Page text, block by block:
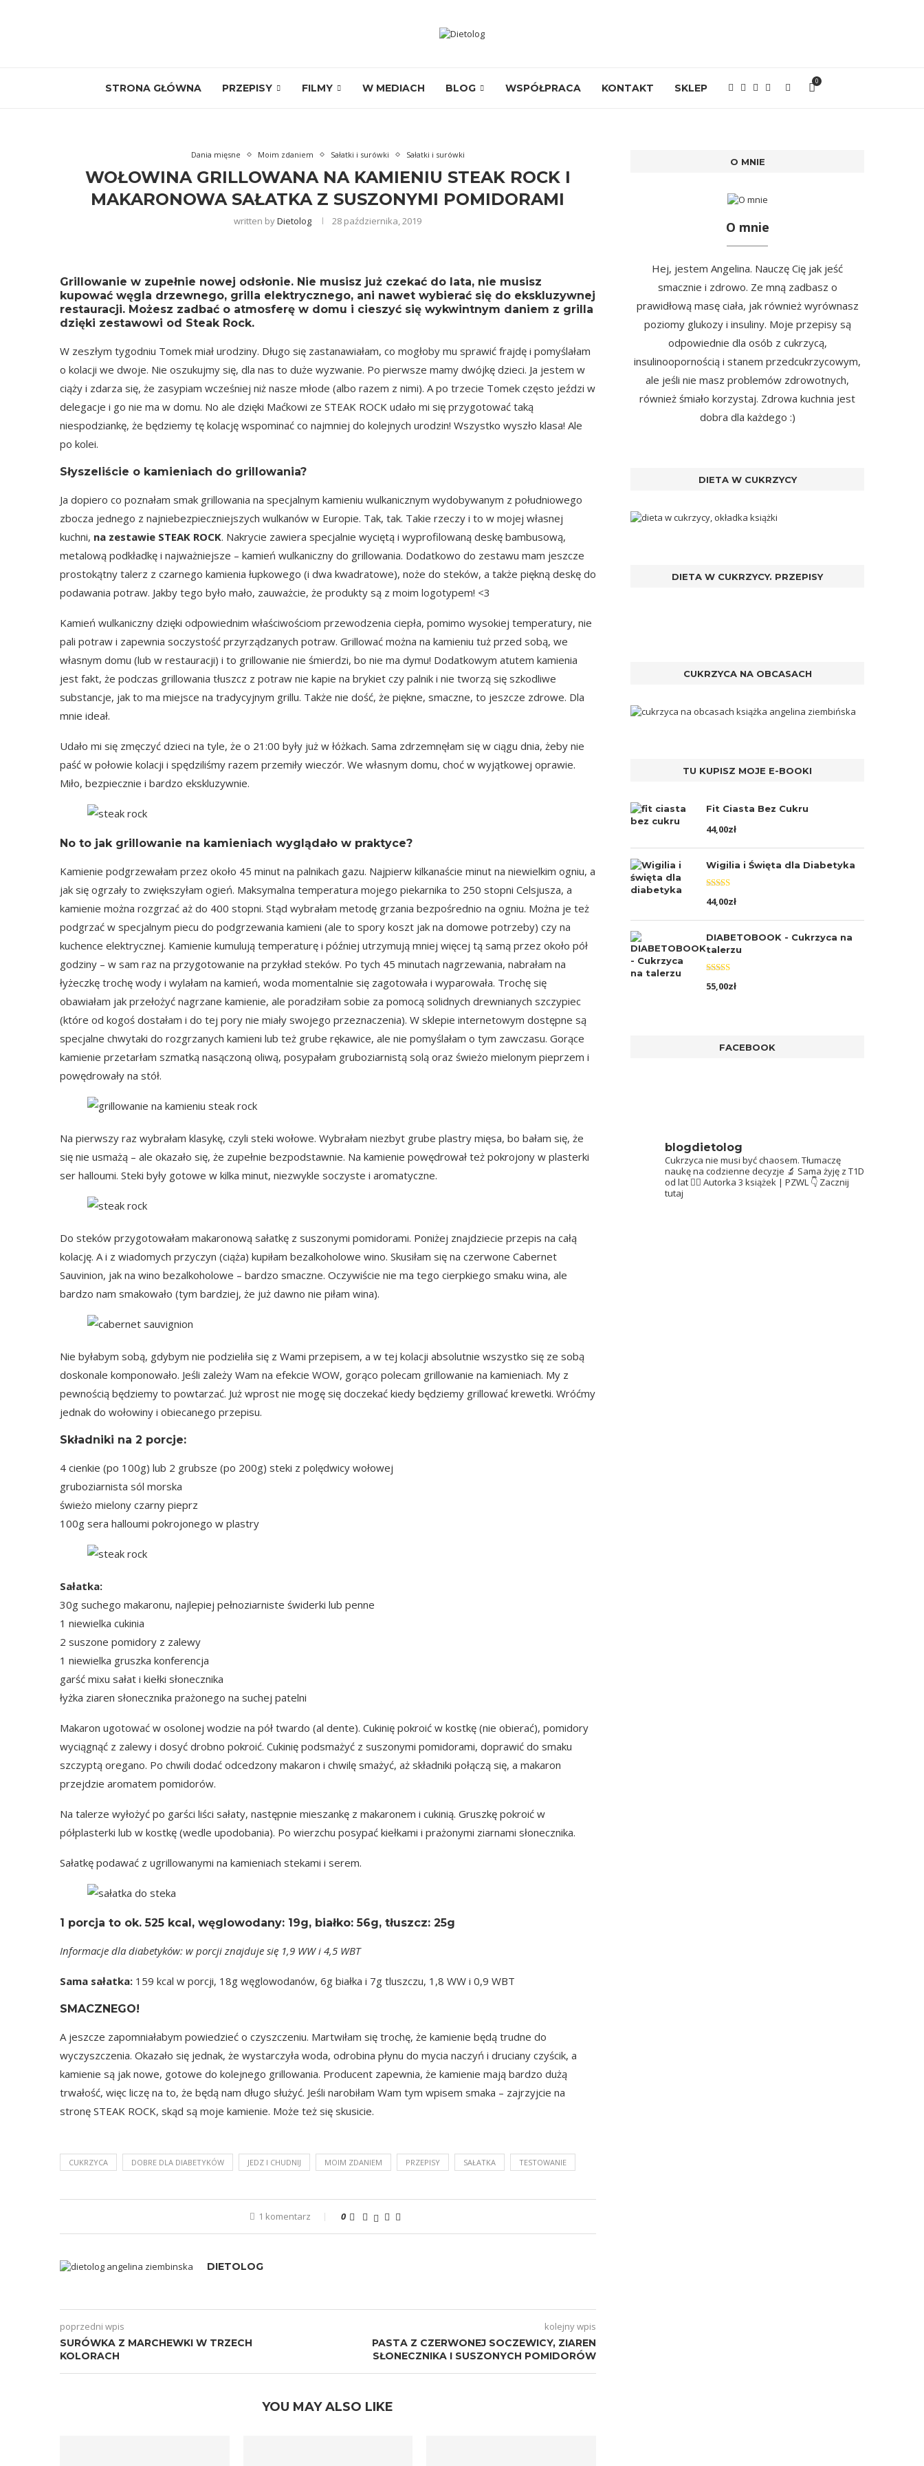
STRONA GŁÓWNA PRZEPISY FILMY W MEDIACH BLOG WSPÓŁPRACA KONTAKT SKLEP
0
Dania mięsne Moim zdaniem Sałatki i surówki Sałatki i surówki
WOŁOWINA GRILLOWANA NA KAMIENIU STEAK ROCK I
MAKARONOWA SAŁATKA Z SUSZONYMI POMIDORAMI
written byDietolog 28 października, 2019
Grillowanie w zupełnie nowej odsłonie. Nie musisz już czekać do lata, nie musisz
kupować węgla drzewnego, grilla elektrycznego, ani nawet wybierać się do ekskluzywnej
restauracji. Możesz zadbać o atmosferę w domu i cieszyć się wykwintnym daniem z grilla
dzięki zestawowi od Steak Rock.
W zeszłym tygodniu Tomek miał urodziny. Długo się zastanawiałam, co mogłoby mu sprawić frajdę i pomyślałam
o kolacji we dwoje. Nie oszukujmy się, dla nas to duże wyzwanie. Po pierwsze mamy dwójkę dzieci. Ja jestem w
ciąży i zdarza się, że zasypiam wcześniej niż nasze młode (albo razem z nimi). A po trzecie Tomek często jeździ w
delegacje i go nie ma w domu. No ale dzięki Maćkowi ze STEAK ROCK udało mi się przygotować taką
niespodziankę, że będziemy tę kolację wspominać co najmniej do kolejnych urodzin! Wszystko wyszło klasa! Ale
po kolei.
Słyszeliście o kamieniach do grillowania?
Ja dopiero co poznałam smak grillowania na specjalnym kamieniu wulkanicznym wydobywanym z południowego
zbocza jednego z najniebezpieczniejszych wulkanów w Europie. Tak, tak. Takie rzeczy i to w mojej własnej
kuchni, na zestawie STEAK ROCK. Nakrycie zawiera specjalnie wyciętą i wyprofilowaną deskę bambusową,
metalową podkładkę i najważniejsze – kamień wulkaniczny do grillowania. Dodatkowo do zestawu mam jeszcze
prostokątny talerz z czarnego kamienia łupkowego (i dwa kwadratowe), noże do steków, a także piękną deskę do
podawania potraw. Jakby tego było mało, zauważcie, że produkty są z moim logotypem! <3
Kamień wulkaniczny dzięki odpowiednim właściwościom przewodzenia ciepła, pomimo wysokiej temperatury, nie
pali potraw i zapewnia soczystość przyrządzanych potraw. Grillować można na kamieniu tuż przed sobą, we
własnym domu (lub w restauracji) i to grillowanie nie śmierdzi, bo nie ma dymu! Dodatkowym atutem kamienia
jest fakt, że podczas grillowania tłuszcz z potraw nie kapie na brykiet czy palnik i nie tworzą się szkodliwe
substancje, jak to ma miejsce na tradycyjnym grillu. Także nie dość, że piękne, smaczne, to jeszcze zdrowe. Dla
mnie ideał.
Udało mi się zmęczyć dzieci na tyle, że o 21:00 były już w łóżkach. Sama zdrzemnęłam się w ciągu dnia, żeby nie
paść w połowie kolacji i spędziliśmy razem przemiły wieczór. We własnym domu, choć w wyjątkowej oprawie.
Miło, bezpiecznie i bardzo ekskluzywnie.
No to jak grillowanie na kamieniach wyglądało w praktyce?
Kamienie podgrzewałam przez około 45 minut na palnikach gazu. Najpierw kilkanaście minut na niewielkim ogniu, a
jak się ogrzały to zwiększyłam ogień. Maksymalna temperatura mojego piekarnika to 250 stopni Celsjusza, a
kamienie można rozgrzać aż do 400 stopni. Stąd wybrałam metodę grzania bezpośrednio na ogniu. Można je też
podgrzać w specjalnym piecu do podgrzewania kamieni (ale to spory koszt jak na domowe potrzeby) czy na
kuchence elektrycznej. Kamienie kumulują temperaturę i później utrzymują mniej więcej tą samą przez około pół
godziny – w sam raz na przygotowanie na przykład steków. Po tych 45 minutach nagrzewania, nabrałam na
łyżeczkę trochę wody i wylałam na kamień, woda momentalnie się zagotowała i wyparowała. Trochę się
obawiałam jak przełożyć nagrzane kamienie, ale poradziłam sobie za pomocą solidnych drewnianych szczypiec
(które od kogoś dostałam i do tej pory nie miały swojego przeznaczenia). W sklepie internetowym dostępne są
specjalne chwytaki do rozgrzanych kamieni lub też grube rękawice, ale nie pomyślałam o tym zawczasu. Gorące
kamienie przetarłam szmatką nasączoną oliwą, posypałam gruboziarnistą solą oraz świeżo mielonym pieprzem i
powędrowały na stół.
Na pierwszy raz wybrałam klasykę, czyli steki wołowe. Wybrałam niezbyt grube plastry mięsa, bo bałam się, że
się nie usmażą – ale okazało się, że zupełnie bezpodstawnie. Na kamienie powędrował też pokrojony w plasterki
ser halloumi. Steki były gotowe w kilka minut, niezwykle soczyste i aromatyczne.
Do steków przygotowałam makaronową sałatkę z suszonymi pomidorami. Poniżej znajdziecie przepis na całą
kolację. A i z wiadomych przyczyn (ciąża) kupiłam bezalkoholowe wino. Skusiłam się na czerwone Cabernet
Sauvinion, jak na wino bezalkoholowe – bardzo smaczne. Oczywiście nie ma tego cierpkiego smaku wina, ale
bardzo nam smakowało (tym bardziej, że już dawno nie piłam wina).
Nie byłabym sobą, gdybym nie podzieliła się z Wami przepisem, a w tej kolacji absolutnie wszystko się ze sobą
doskonale komponowało. Jeśli zależy Wam na efekcie WOW, gorąco polecam grillowanie na kamieniach. My z
pewnością będziemy to powtarzać. Już wprost nie mogę się doczekać kiedy będziemy grillować krewetki. Wróćmy
jednak do wołowiny i obiecanego przepisu.
Składniki na 2 porcje:
4 cienkie (po 100g) lub 2 grubsze (po 200g) steki z polędwicy wołowej
gruboziarnista sól morska
świeżo mielony czarny pieprz
100g sera halloumi pokrojonego w plastry
Sałatka:
30g suchego makaronu, najlepiej pełnoziarniste świderki lub penne
1 niewielka cukinia
2 suszone pomidory z zalewy
1 niewielka gruszka konferencja
garść mixu sałat i kiełki słonecznika
łyżka ziaren słonecznika prażonego na suchej patelni
Makaron ugotować w osolonej wodzie na pół twardo (al dente). Cukinię pokroić w kostkę (nie obierać), pomidory
wyciągnąć z zalewy i dosyć drobno pokroić. Cukinię podsmażyć z suszonymi pomidorami, doprawić do smaku
szczyptą oregano. Po chwili dodać odcedzony makaron i chwilę smażyć, aż składniki połączą się, a makaron
przejdzie aromatem pomidorów.
Na talerze wyłożyć po garści liści sałaty, następnie mieszankę z makaronem i cukinią. Gruszkę pokroić w
półplasterki lub w kostkę (wedle upodobania). Po wierzchu posypać kiełkami i prażonymi ziarnami słonecznika.
Sałatkę podawać z ugrillowanymi na kamieniach stekami i serem.
1 porcja to ok.525 kcal, węglowodany: 19g, białko: 56g, tłuszcz: 25g
Informacje dla diabetyków: w porcji znajduje się 1,9 WW i 4,5 WBT
Sama sałatka: 159 kcal w porcji, 18g węglowodanów, 6g białka i 7g tluszczu, 1,8 WW i 0,9 WBT
SMACZNEGO!
A jeszcze zapomniałabym powiedzieć o czyszczeniu. Martwiłam się trochę, że kamienie będą trudne do
wyczyszczenia. Okazało się jednak, że wystarczyła woda, odrobina płynu do mycia naczyń i druciany czyścik, a
kamienie są jak nowe, gotowe do kolejnego grillowania. Producent zapewnia, że kamienie mają bardzo dużą
trwałość, więc liczę na to, że będą nam długo służyć. Jeśli narobiłam Wam tym wpisem smaka – zajrzyjcie na
stronę STEAK ROCK, skąd są moje kamienie. Może też się skusicie.
CUKRZYCA DOBRE DLA DIABETYKÓW JEDZ I CHUDNIJ MOIM ZDANIEM PRZEPISY SAŁATKA TESTOWANIE
1 komentarz 0
DIETOLOG
poprzedni wpis
SURÓWKA Z MARCHEWKI W TRZECH
KOLORACH
kolejny wpis
PASTA Z CZERWONEJ SOCZEWICY, ZIAREN
SŁONECZNIKA I SUSZONYCH POMIDORÓW
YOU MAY ALSO LIKE
O MNIE
O mnie
Hej, jestem Angelina. Nauczę Cię jak jeść
smacznie i zdrowo. Ze mną zadbasz o
prawidłową masę ciała, jak również wyrównasz
poziomy glukozy i insuliny. Moje przepisy są
odpowiednie dla osób z cukrzycą,
insulinoopornością i stanem przedcukrzycowym,
ale jeśli nie masz problemów zdrowotnych,
również śmiało korzystaj. Zdrowa kuchnia jest
dobra dla każdego :)
DIETA W CUKRZYCY
DIETA W CUKRZYCY. PRZEPISY
CUKRZYCA NA OBCASACH
TU KUPISZ MOJE E-BOOKI
Fit Ciasta Bez Cukru
44,00zł
Wigilia i Święta dla Diabetyka
Oceniono
5.00na 5
44,00zł
DIABETOBOOK - Cukrzyca na
talerzu
Oceniono
5.00na 5
55,00zł
FACEBOOK
blogdietolog
Cukrzyca nie musi być chaosem. Tłumaczę
naukę na codzienne decyzje 🔬 Sama żyję z T1D
od lat 👩‍⚕️ Autorka 3 książek | PZWL 👇 Zacznij
tutaj